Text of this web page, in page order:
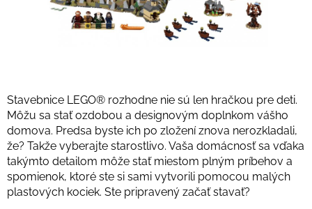
Stavebnice LEGO® rozhodne nie sú len hračkou pre deti.
Môžu sa stať ozdobou a designovým doplnkom vášho
domova. Predsa byste ich po zložení znova nerozkladali,
že? Takže vyberajte starostlivo. Vaša domácnosť sa vďaka
takýmto detailom môže stať miestom plným príbehov a
spomienok, ktoré ste si sami vytvorili pomocou malých
plastových kociek. Ste pripravený začať stavať?